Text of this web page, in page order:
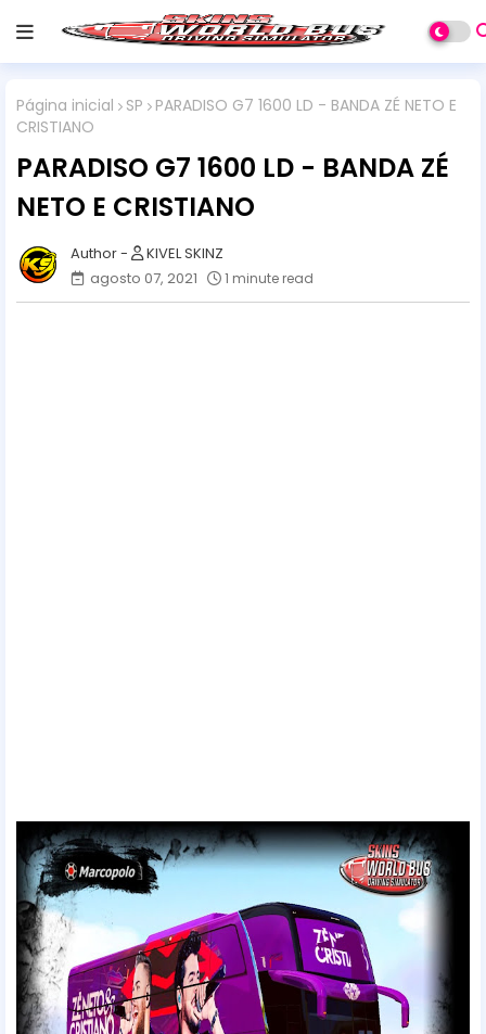
Página inicial SP
PARADISO G7 1600 LD - BANDA ZÉ NETO E
CRISTIANO
PARADISO G7 1600 LD - BANDA ZÉ
NETO E CRISTIANO
KIVEL SKINZ
agosto 07, 2021
1 minute read